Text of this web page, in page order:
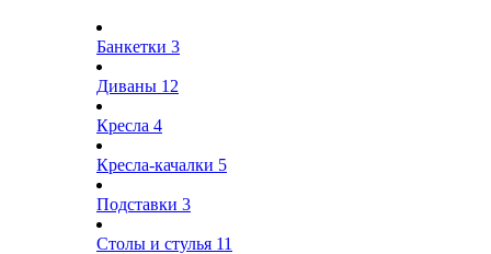
Банкетки 3
Диваны 12
Кресла 4
Кресла-качалки 5
Подставки 3
Столы и стулья 11